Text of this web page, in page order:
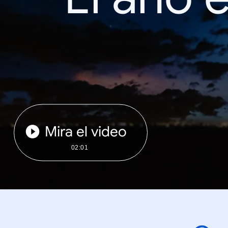
Mira el video
02:01